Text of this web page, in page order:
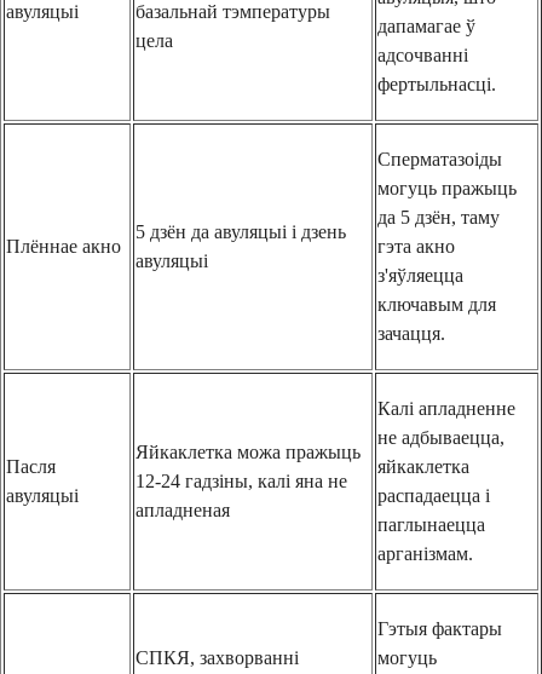
авуляцыі
базальнай тэмпературы
цела
дапамагае ў
адсочванні
фертыльнасці.
Плённае акно
5 дзён да авуляцыі і дзень
авуляцыі
Сперматазоіды
могуць пражыць
да 5 дзён, таму
гэта акно
з'яўляецца
ключавым для
зачацця.
Пасля
авуляцыі
Яйкаклетка можа пражыць
12-24 гадзіны, калі яна не
апладненая
Калі апладненне
не адбываецца,
яйкаклетка
распадаецца і
паглынаецца
арганізмам.
СПКЯ, захворванні
Гэтыя фактары
могуць